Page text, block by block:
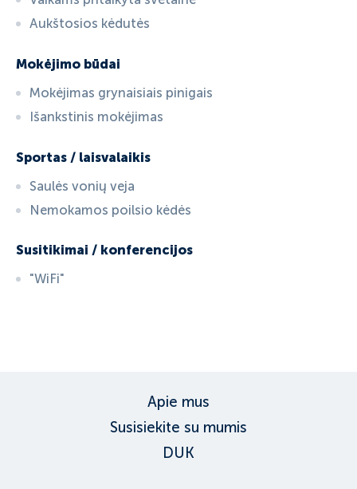
Aukštosios kėdutės
Mokėjimo būdai
Mokėjimas grynaisiais pinigais
Išankstinis mokėjimas
Sportas / laisvalaikis
Saulės vonių veja
Nemokamos poilsio kėdės
Susitikimai / konferencijos
"WiFi"
Apie mus
Susisiekite su mumis
DUK